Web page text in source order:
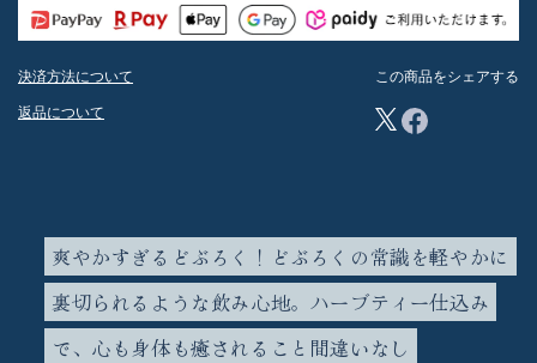
決済方法について
返品について
この商品をシェアする
爽やかすぎるどぶろく！どぶろくの常識を軽やかに
裏切られるような飲み心地。ハーブティー仕込み
で、心も身体も癒されること間違いなし